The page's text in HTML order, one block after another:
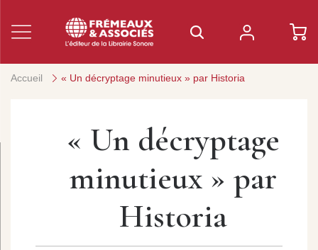
Accueil « Un décryptage minutieux » par Historia
« Un décryptage
minutieux » par
Historia